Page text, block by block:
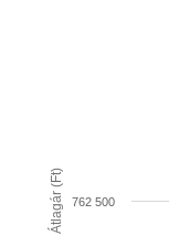
Átlagár (Ft) 762 500